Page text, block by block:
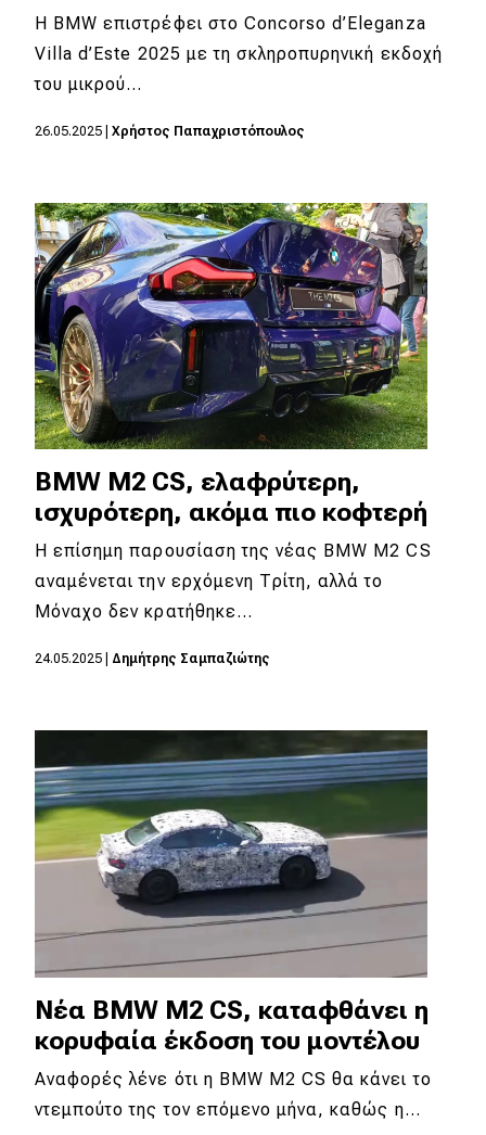
Η BMW επιστρέφει στο Concorso d’Eleganza
Villa d’Este 2025 με τη σκληροπυρηνική εκδοχή
του μικρού…
26.05.2025 Χρήστος Παπαχριστόπουλος
BMW M2 CS, ελαφρύτερη,
ισχυρότερη, ακόμα πιο κοφτερή
Η επίσημη παρουσίαση της νέας BMW M2 CS
αναμένεται την ερχόμενη Τρίτη, αλλά το
Μόναχο δεν κρατήθηκε…
24.05.2025 Δημήτρης Σαμπαζιώτης
Νέα BMW M2 CS, καταφθάνει η
κορυφαία έκδοση του μοντέλου
Αναφορές λένε ότι η BMW M2 CS θα κάνει το
ντεμπούτο της τον επόμενο μήνα, καθώς η…